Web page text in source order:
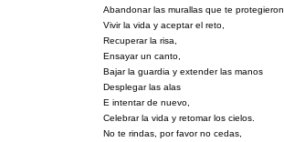
Abandonar las murallas que te protegieron,
Vivir la vida y aceptar el reto,
Recuperar la risa,
Ensayar un canto,
Bajar la guardia y extender las manos
Desplegar las alas
E intentar de nuevo,
Celebrar la vida y retomar los cielos.
No te rindas, por favor no cedas,